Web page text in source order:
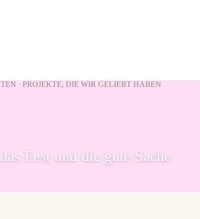
· PROJEKTE, DIE WIR GELIEBT HABEN
Fest und die gute Sache